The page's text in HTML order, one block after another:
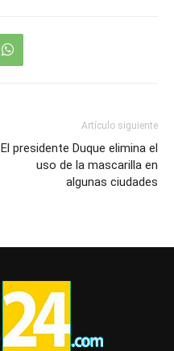
Artículo siguiente
El presidente Duque elimina el
uso de la mascarilla en
algunas ciudades